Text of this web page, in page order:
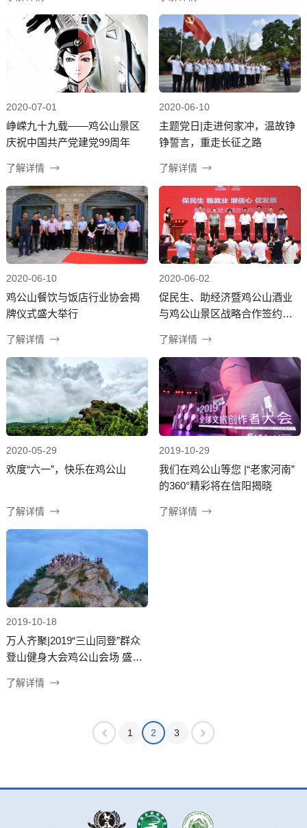
来袭
2020-07-01
峥嵘九十九载——鸡公山景区
庆祝中国共产党建党99周年
了解详情
2020-06-10
主题党日|走进何家冲，温故铮
铮誓言，重走长征之路
了解详情
2020-06-10
鸡公山餐饮与饭店行业协会揭
牌仪式盛大举行
了解详情
2020-06-02
促民生、助经济暨鸡公山酒业
与鸡公山景区战略合作签约仪
了解详情
2020-05-29
欢度“六一”，快乐在鸡公山
了解详情
2019-10-29
我们在鸡公山等您 |“老家河南”
的360°精彩将在信阳揭晓
了解详情
2019-10-18
万人齐聚|2019“三山同登”群众
登山健身大会鸡公山会场 盛大
了解详情
1 2 3